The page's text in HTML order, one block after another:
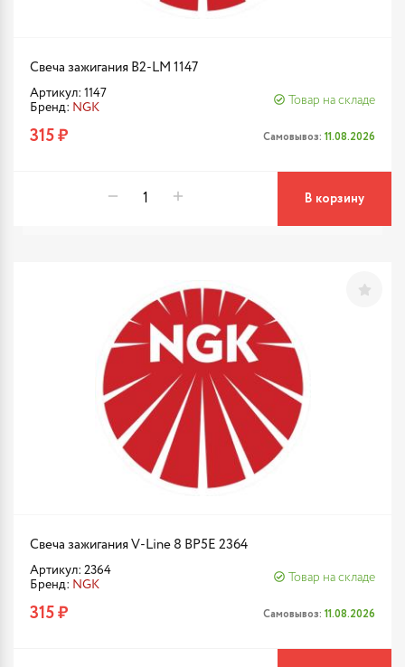
Свеча зажигания B2-LM 1147
Артикул: 1147
Бренд: NGK
Товар на складе
315 ₽ Самовывоз: 11.08.2026
В корзину
Свеча зажигания V-Line 8 BP5E 2364
Артикул: 2364
Бренд: NGK
Товар на складе
315 ₽ Самовывоз: 11.08.2026